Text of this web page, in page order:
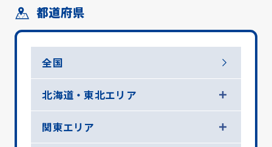
都道府県
全国
北海道・東北エリア
関東エリア